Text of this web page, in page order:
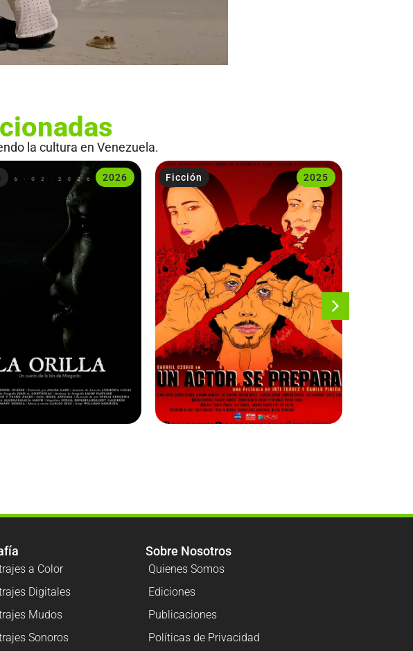
la cultura en Venezuela.
2026 2025
Ficción
a Color
Digitales
Mudos
Sonoros
Sobre Nosotros
Quienes Somos
Ediciones
Publicaciones
Políticas de Privacidad